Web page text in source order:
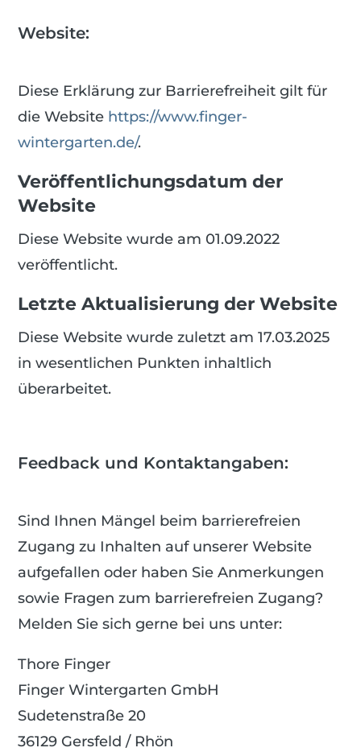
Website:
Diese Erklärung zur Barrierefreiheit gilt für
die Website https://www.finger-
wintergarten.de/.
Veröffentlichungsdatum der
Website
Diese Website wurde am 01.09.2022
veröffentlicht.
Letzte Aktualisierung der Website
Diese Website wurde zuletzt am 17.03.2025
in wesentlichen Punkten inhaltlich
überarbeitet.
Feedback und Kontaktangaben:
Sind Ihnen Mängel beim barrierefreien
Zugang zu Inhalten auf unserer Website
aufgefallen oder haben Sie Anmerkungen
sowie Fragen zum barrierefreien Zugang?
Melden Sie sich gerne bei uns unter:
Thore Finger
Finger Wintergarten GmbH
Sudetenstraße 20
36129 Gersfeld / Rhön